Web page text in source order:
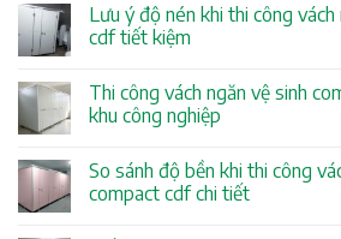
Lưu ý độ nén khi thi công
cdf tiết kiệm
Thi công vách ngăn vệ sinh
khu công nghiệp
So sánh độ bền khi thi công
compact cdf chi tiết